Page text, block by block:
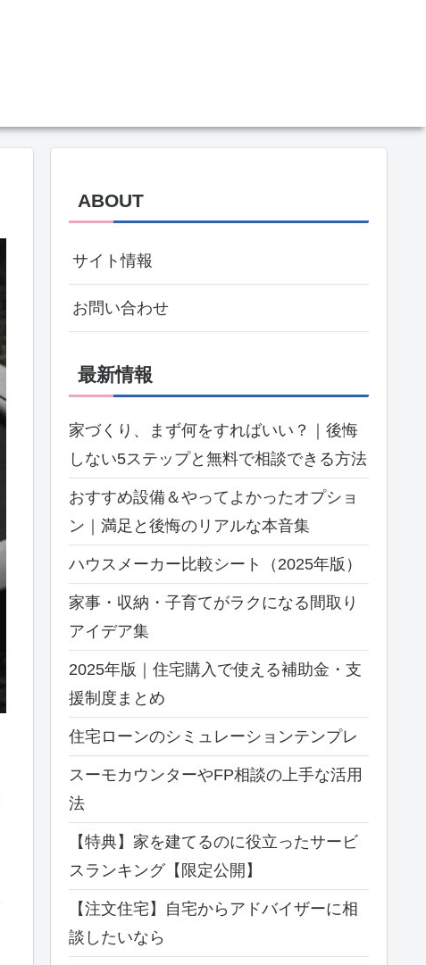
ABOUT
サイト情報
お問い合わせ
最新情報
家づくり、まず何をすればいい？｜後悔
しない5ステップと無料で相談できる方法
おすすめ設備＆やってよかったオプショ
ン｜満足と後悔のリアルな本音集
ハウスメーカー比較シート（2025年版）
家事・収納・子育てがラクになる間取り
アイデア集
2025年版｜住宅購入で使える補助金・支
援制度まとめ
住宅ローンのシミュレーションテンプレ
スーモカウンターやFP相談の上手な活用
法
【特典】家を建てるのに役立ったサービ
スランキング【限定公開】
【注文住宅】自宅からアドバイザーに相
談したいなら